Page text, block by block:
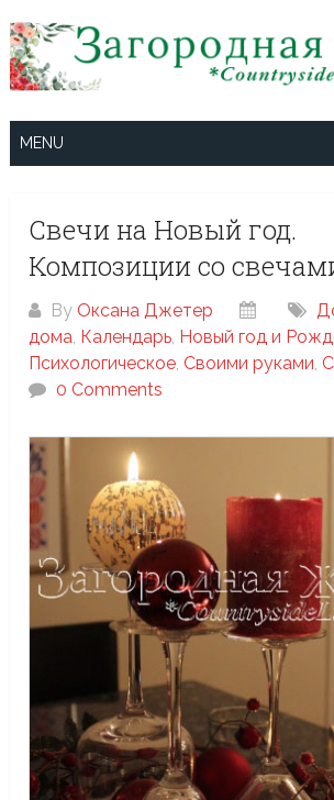
to
content
MENU
Свечи на Новый год.
Композиции со
By Оксана Джетер
дома, Календарь, Новый год и
Психологическое, Своими руками,
0 Comments